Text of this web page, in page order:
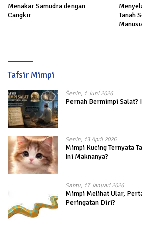
Menakar Samudra dengan
Cangkir
Tanah
Tafsir Mimpi
Senin, 1 Juni 2026
Pernah Bermimpi Salat?
Senin, 13 April 2026
Mimpi Kucing Ternyata
Ini Maknanya?
Sabtu, 17 Januari 2026
Mimpi Melihat Ular,
Peringatan Diri?